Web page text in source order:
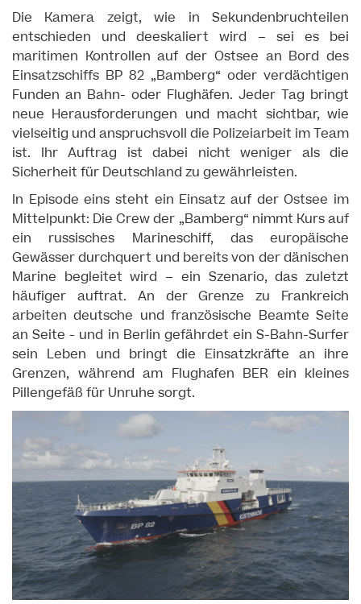
Die Kamera zeigt, wie in Sekundenbruchteilen
entschieden und deeskaliert wird – sei es bei
maritimen Kontrollen auf der Ostsee an Bord des
Einsatzschiffs BP 82 „Bamberg“ oder verdächtigen
Funden an Bahn- oder Flughäfen. Jeder Tag bringt
neue Herausforderungen und macht sichtbar, wie
vielseitig und anspruchsvoll die Polizeiarbeit im Team
ist. Ihr Auftrag ist dabei nicht weniger als die
Sicherheit für Deutschland zu gewährleisten.
In Episode eins steht ein Einsatz auf der Ostsee im
Mittelpunkt: Die Crew der „Bamberg“ nimmt Kurs auf
ein russisches Marineschiff, das europäische
Gewässer durchquert und bereits von der dänischen
Marine begleitet wird – ein Szenario, das zuletzt
häufiger auftrat. An der Grenze zu Frankreich
arbeiten deutsche und französische Beamte Seite
an Seite - und in Berlin gefährdet ein S-Bahn-Surfer
sein Leben und bringt die Einsatzkräfte an ihre
Grenzen, während am Flughafen BER ein kleines
Pillengefäß für Unruhe sorgt.